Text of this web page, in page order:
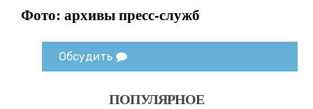
Фото: архивы пресс-служб
Обсудить
ПОПУЛЯРНОЕ